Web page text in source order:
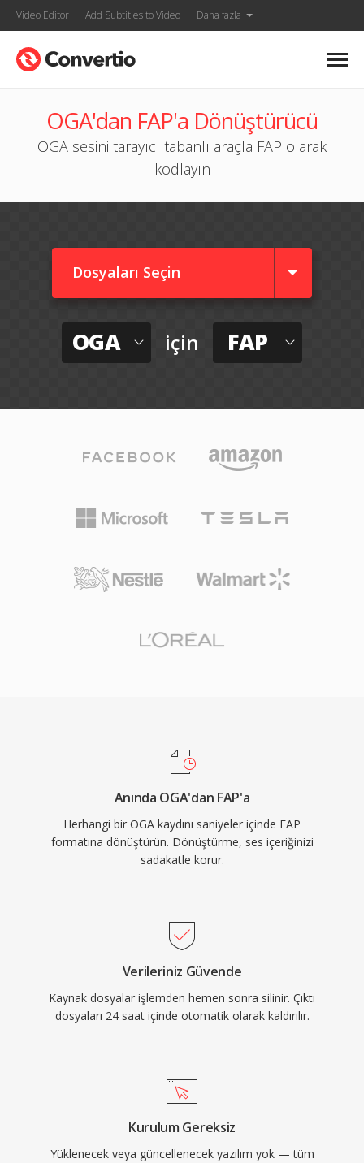
Video Editor Add Subtitles to Video Daha fazla
OGA'dan FAP'a Dönüştürücü
OGA sesini tarayıcı tabanlı araçla FAP olarak
kodlayın
Dosyaları Seçin
OGA için FAP
Anında OGA'dan FAP'a
Herhangi bir OGA kaydını saniyeler içinde FAP
formatına dönüştürün. Dönüştürme, ses içeriğinizi
sadakatle korur.
Verileriniz Güvende
Kaynak dosyalar işlemden hemen sonra silinir. Çıktı
dosyaları 24 saat içinde otomatik olarak kaldırılır.
Kurulum Gereksiz
Yüklenecek veya güncellenecek yazılım yok — tüm